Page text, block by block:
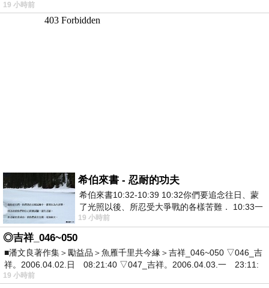
19 小時前
希伯來書 - 忍耐的功夫
希伯來書10:32-10:39 10:32你們要追念往日、蒙
了光照以後、所忍受大爭戰的各樣苦難． 10:33一
面被毀謗、遭患難、成了戲景、叫眾人
19 小時前
◎吉祥_046~050
■潘文良著作集＞勵益品＞魚雁千里共今緣＞吉祥_046~050 ▽046_吉
祥。2006.04.02.日 08:21:40 ▽047_吉祥。2006.04.03.一 23:11:
19 小時前